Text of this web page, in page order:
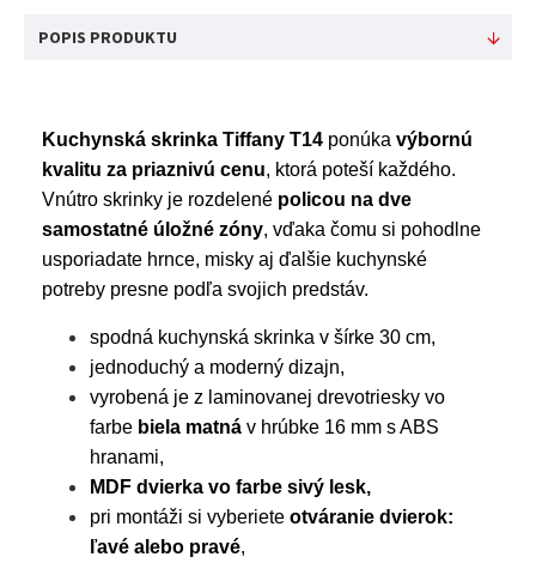
POPIS PRODUKTU
Kuchynská skrinka Tiffany T14 ponúka výbornú
kvalitu za priaznivú cenu, ktorá poteší každého.
Vnútro skrinky je rozdelené policou na dve
samostatné úložné zóny, vďaka čomu si pohodlne
usporiadate hrnce, misky aj ďalšie kuchynské
potreby presne podľa svojich predstáv.
spodná kuchynská skrinka v šírke 30 cm,
jednoduchý a moderný dizajn,
vyrobená je z laminovanej drevotriesky vo
farbe biela matná v hrúbke 16 mm s ABS
hranami,
MDF dvierka vo farbe sivý lesk,
pri montáži si vyberiete otváranie dvierok:
ľavé alebo pravé,